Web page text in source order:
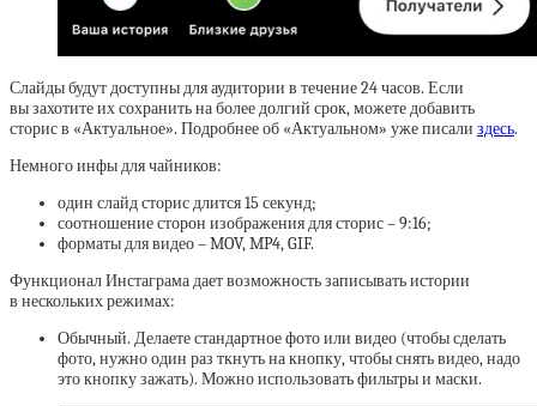
Слайды будут доступны для аудитории в течение 24 часов. Если
вы захотите их сохранить на более долгий срок, можете добавить
сторис в «Актуальное». Подробнее об «Актуальном» уже писали здесь.
Немного инфы для чайников:
один слайд сторис длится 15 секунд;
соотношение сторон изображения для сторис – 9:16;
форматы для видео – MOV, MP4, GIF.
Функционал Инстаграма дает возможность записывать истории
в нескольких режимах:
Обычный. Делаете стандартное фото или видео (чтобы сделать
фото, нужно один раз ткнуть на кнопку, чтобы снять видео, надо
это кнопку зажать). Можно использовать фильтры и маски.